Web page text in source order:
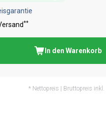
**
In den Warenkorb
* Nettopreis | Bruttopreis inkl.